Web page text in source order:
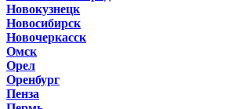
Новокузнецк
Новосибирск
Новочеркасск
Омск
Орел
Оренбург
Пенза